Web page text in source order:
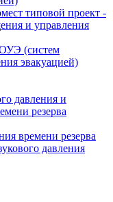
типовой проект -
и управления
(систем
эвакуацией)
давления и
резерва
времени резерва
давления